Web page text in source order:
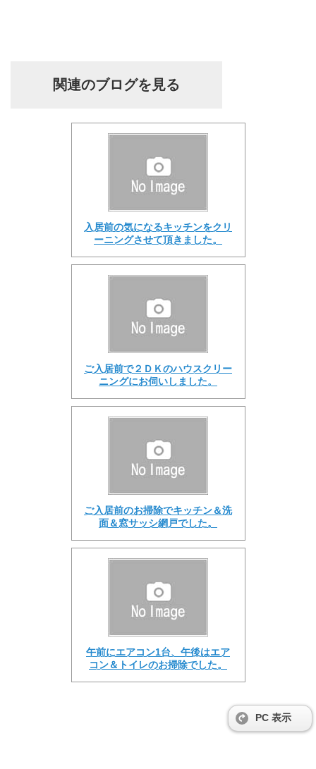
関連のブログを見る
入居前の気になるキッチンをクリ
ーニングさせて頂きました。
ご入居前で２ＤＫのハウスクリー
ニングにお伺いしました。
ご入居前のお掃除でキッチン＆洗
面＆窓サッシ網戸でした。
午前にエアコン1台、午後はエア
コン＆トイレのお掃除でした。
PC 表示